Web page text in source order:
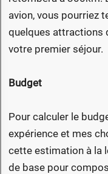
avion, vous pourriez
quelques attractions
votre premier séjour.
Budget
Pour calculer le
expérience et mes
cette estimation à la
de base pour